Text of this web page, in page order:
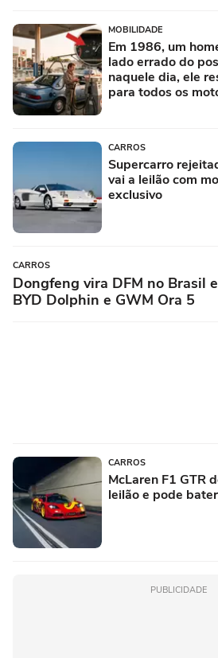
MOBILIDADE
Em 1986, um
lado errado do
naquele dia, ele
para todos os
CARROS
Supercarro
vai a leilão com
exclusivo
CARROS
Dongfeng vira DFM no Brasil
BYD Dolphin e GWM Ora 5
CARROS
McLaren F1 GTR
leilão e pode
PUBLICIDADE